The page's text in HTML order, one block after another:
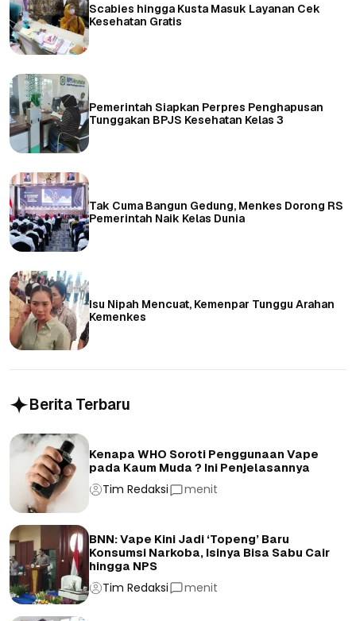
Scabies hingga Kusta Masuk Layanan Cek
Kesehatan Gratis
Pemerintah Siapkan Perpres Penghapusan
Tunggakan BPJS Kesehatan Kelas 3
Tak Cuma Bangun Gedung, Menkes Dorong RS
Pemerintah Naik Kelas Dunia
Isu Nipah Mencuat, Kemenpar Tunggu Arahan
Kemenkes
Berita Terbaru
Kenapa WHO Soroti Penggunaan Vape
pada Kaum Muda ? Ini Penjelasannya
Tim Redaksi menit
BNN: Vape Kini Jadi ‘Topeng’ Baru
Konsumsi Narkoba, Isinya Bisa Sabu Cair
hingga NPS
Tim Redaksi menit